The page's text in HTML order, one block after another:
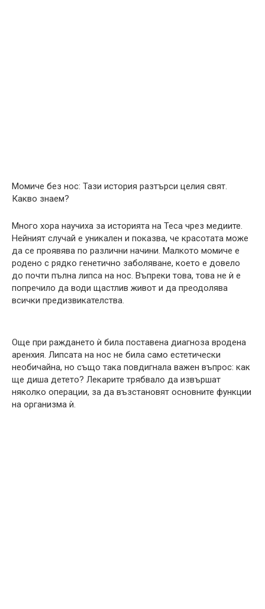
Момиче без нос: Тази история разтърси целия свят.
Какво знаем?
Много хора научиха за историята на Теса чрез медиите.
Нейният случай е уникален и показва, че красотата може
да се проявява по различни начини. Малкото момиче е
родено с рядко генетично заболяване, което е довело
до почти пълна липса на нос. Въпреки това, това не ѝ е
попречило да води щастлив живот и да преодолява
всички предизвикателства.
Още при раждането ѝ била поставена диагноза вродена
аренхия. Липсата на нос не била само естетически
необичайна, но също така повдигнала важен въпрос: как
ще диша детето? Лекарите трябвало да извършат
няколко операции, за да възстановят основните функции
на организма ѝ.